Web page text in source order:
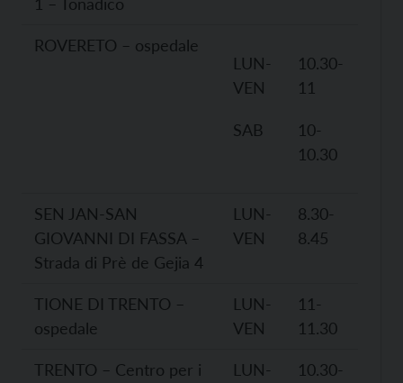
1 – Tonadico
ROVERETO – ospedale
LUN-
VEN
SAB
10.30-
11
10-
10.30
SEN JAN-SAN
GIOVANNI DI FASSA –
Strada di Prè de Gejia 4
LUN-
VEN
8.30-
8.45
TIONE DI TRENTO –
ospedale
LUN-
VEN
11-
11.30
TRENTO – Centro per i
LUN-
10.30-